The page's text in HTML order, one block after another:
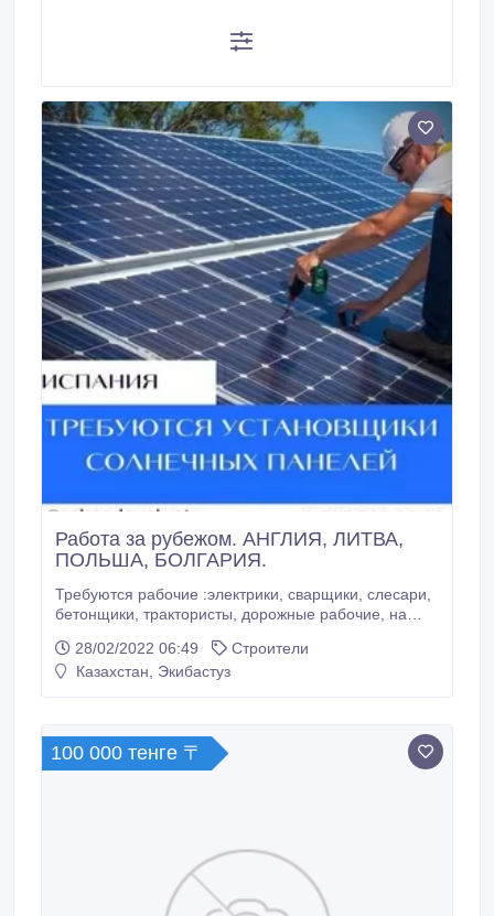
Работа за рубежом. АНГЛИЯ, ЛИТВА,
ПОЛЬША, БОЛГАРИЯ.
Требуются рабочие :электрики, сварщики, слесари,
бетонщики, трактористы, дорожные рабочие, на
фабрику, монтажники солнечных батарей, рабочие
на склад одежды..
28/02/2022 06:49
Строители
Казахстан, Экибастуз
100 000 тенге 〒